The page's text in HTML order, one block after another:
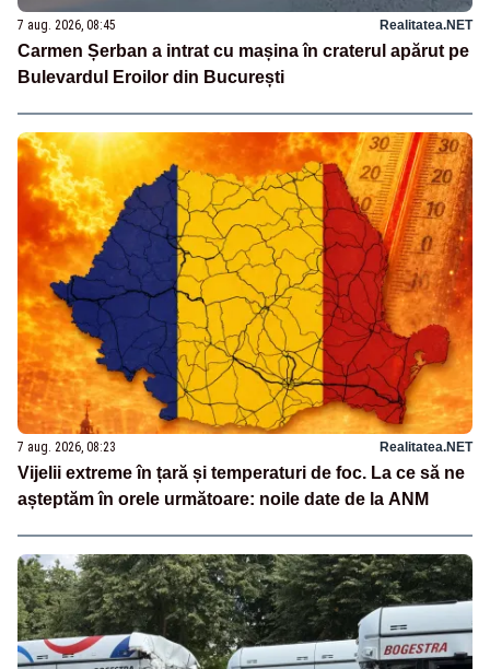
7 aug. 2026, 08:45 Realitatea.NET
Carmen Șerban a intrat cu mașina în craterul apărut pe
Bulevardul Eroilor din București
7 aug. 2026, 08:23 Realitatea.NET
Vijelii extreme în țară și temperaturi de foc. La ce să ne
așteptăm în orele următoare: noile date de la ANM